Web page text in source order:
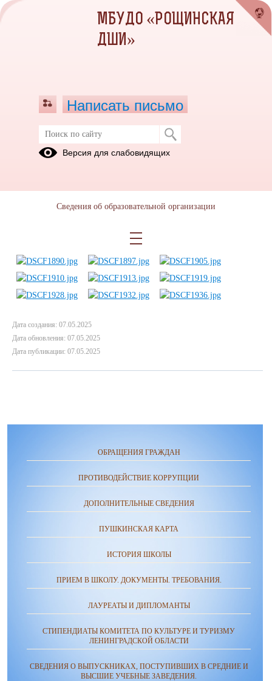
Отчетный концерт 25.04.2025
Дата создания: 07.05.2025
Дата обновления: 07.05.2025
Дата публикации: 07.05.2025
ОБРАЩЕНИЯ ГРАЖДАН
ПРОТИВОДЕЙСТВИЕ КОРРУПЦИИ
ДОПОЛНИТЕЛЬНЫЕ СВЕДЕНИЯ
ПУШКИНСКАЯ КАРТА
ИСТОРИЯ ШКОЛЫ
ПРИЕМ В ШКОЛУ. ДОКУМЕНТЫ. ТРЕБОВАНИЯ.
ЛАУРЕАТЫ И ДИПЛОМАНТЫ
СТИПЕНДИАТЫ КОМИТЕТА ПО КУЛЬТУРЕ И ТУРИЗМУ
ЛЕНИНГРАДСКОЙ ОБЛАСТИ
СВЕДЕНИЯ О ВЫПУСКНИКАХ, ПОСТУПИВШИХ В СРЕДНИЕ И
ВЫСШИЕ УЧЕБНЫЕ ЗАВЕДЕНИЯ.
МБУДО «РОЩИНСКАЯ
ДШИ»
Написать письмо
Версия для слабовидящих
Сведения об образовательной организации